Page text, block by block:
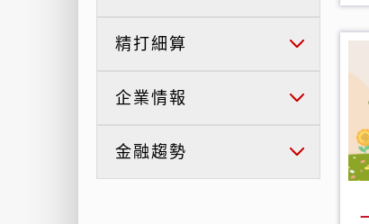
精打細算
企業情報
金融趨勢